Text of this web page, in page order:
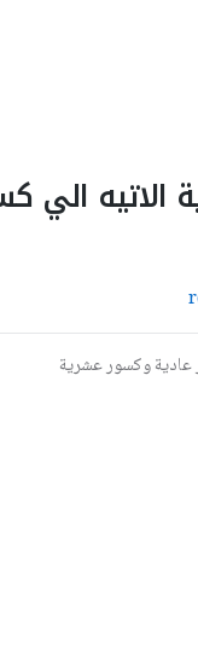
الاتيه الي
عادية وكسور عشرية